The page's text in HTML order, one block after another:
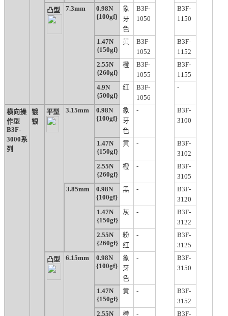
凸型 7.3mm
0.98N
{100gf}
象
牙
色
B3F-
1050
B3F-
1150
1.47N
{150gf}
黄
B3F-
1052
B3F-
1152
2.55N
{260gf}
橙
B3F-
1055
B3F-
1155
4.9N
{500gf}
红
B3F-
1056
-
横向操
作型
B3F-
3000系
列
镀
银
平型 3.15mm
0.98N
{100gf}
象
牙
色
-
B3F-
3100
1.47N
{150gf}
黄 -
B3F-
3102
2.55N
{260gf}
橙 -
B3F-
3105
3.85mm
0.98N
{100gf}
黑 -
B3F-
3120
1.47N
{150gf}
灰 -
B3F-
3122
2.55N
{260gf}
粉
红
-
B3F-
3125
凸型
6.15mm
0.98N
{100gf}
象
牙
色
-
B3F-
3150
1.47N
{150gf}
黄 -
B3F-
3152
2.55N
橙 - B3F-